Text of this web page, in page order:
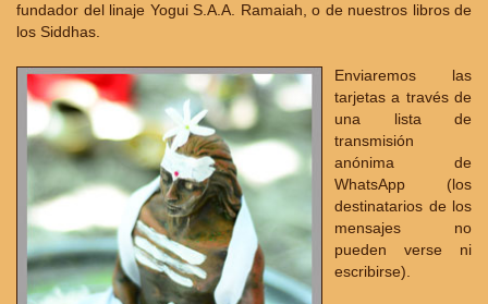
fundador del linaje Yogui S.A.A. Ramaiah, o de nuestros libros de
los Siddhas.
Enviaremos las
tarjetas a través de
una lista de
transmisión
anónima de
WhatsApp (los
destinatarios de los
mensajes no
pueden verse ni
escribirse).